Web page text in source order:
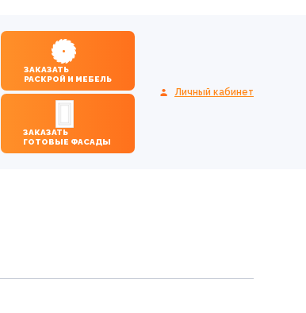
ЗАКАЗАТЬ
РАСКРОЙ И МЕБЕЛЬ
ЗАКАЗАТЬ
ГОТОВЫЕ ФАСАДЫ
Личный кабинет